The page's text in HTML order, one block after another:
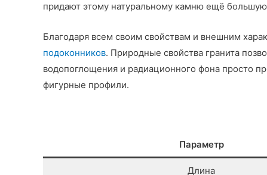
придают этому натуральному камню ещё большую
Благодаря всем своим свойствам и внешним
подоконников. Природные свойства гранита
водопоглощения и радиационного фона просто
фигурные профили.
Параметр
Длина